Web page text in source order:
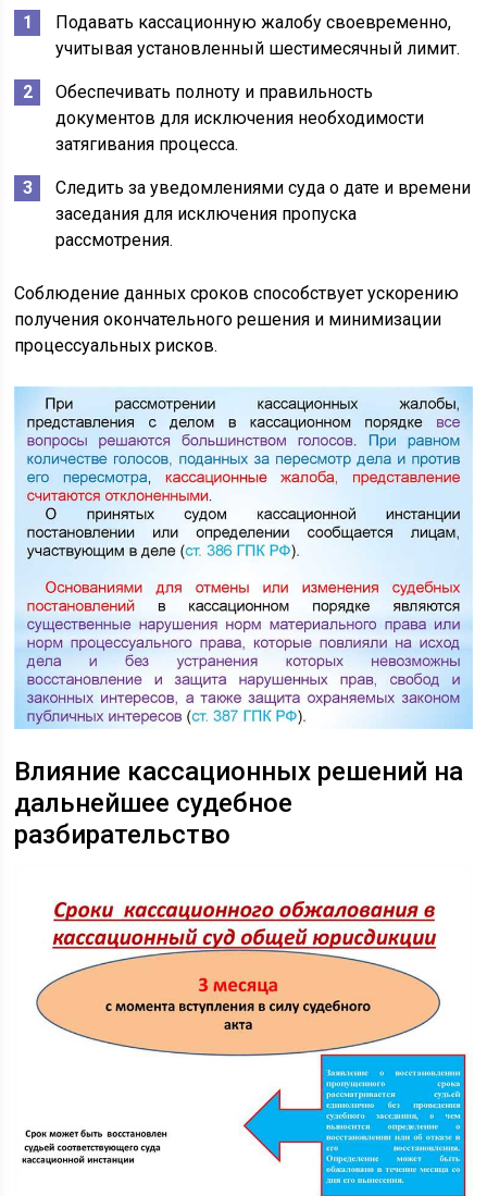
Подавать кассационную жалобу своевременно,
учитывая установленный шестимесячный лимит.
Обеспечивать полноту и правильность
документов для исключения необходимости
затягивания процесса.
Следить за уведомлениями суда о дате и времени
заседания для исключения пропуска
рассмотрения.
Соблюдение данных сроков способствует ускорению
получения окончательного решения и минимизации
процессуальных рисков.
Влияние кассационных решений на
дальнейшее судебное
разбирательство